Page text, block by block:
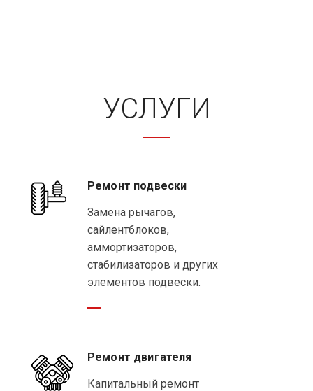
УСЛУГИ
Ремонт подвески
Замена рычагов,
сайлентблоков,
аммортизаторов,
стабилизаторов и других
элементов подвески.
Ремонт двигателя
Капитальный ремонт